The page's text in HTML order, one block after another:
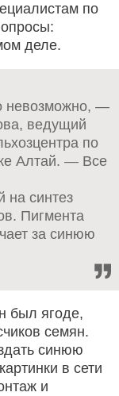
по
деле.
невозможно, —
ведущий
по
Алтай. — Все
на синтез
Пигмента
за синюю
был ягоде,
семян.
синюю
в сети
и